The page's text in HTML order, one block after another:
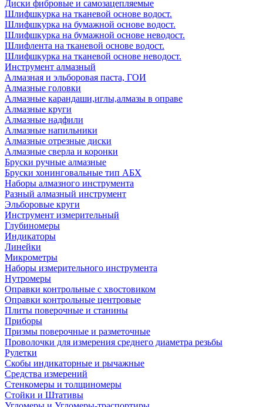
Диски фибровые и самозацепляемые
Шлифшкурка на тканевой основе водост.
Шлифшкурка на бумажной основе водост.
Шлифшкурка на бумажной основе неводост.
Шлифлента на тканевой основе водост.
Шлифшкурка на тканевой основе неводост.
Инструмент алмазный
Алмазная и эльборовая паста, ГОИ
Алмазные головки
Алмазные карандаши,иглы,алмазы в оправе
Алмазные круги
Алмазные надфили
Алмазные напильники
Алмазные отрезные диски
Алмазные сверла и коронки
Бруски ручные алмазные
Бруски хонинговальные тип АБХ
Наборы алмазного инструмента
Разный алмазный инструмент
Эльборовые круги
Инструмент измерительный
Глубиномеры
Индикаторы
Линейки
Микрометры
Наборы измерительного инструмента
Нутромеры
Оправки контрольные с хвостовиком
Оправки контрольные центровые
Плиты поверочные и станины
Приборы
Призмы поверочные и разметочные
Проволочки для измерения среднего диаметра резьбы
Рулетки
Скобы индикаторные и рычажные
Средства измерений
Стенкомеры и толщиномеры
Стойки и Штативы